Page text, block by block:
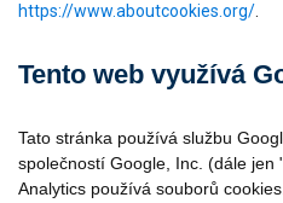
https://www.aboutcookies.org/
Tento web využívá
Tato stránka používá službu
společností Google, Inc. (dále jen
Analytics používá souborů